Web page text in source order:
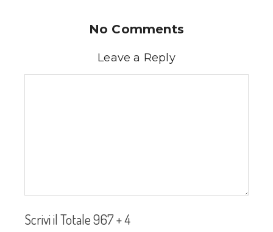
No Comments
Leave a Reply
Scrivi il Totale 967 + 4